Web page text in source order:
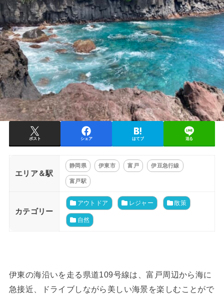
ポスト シェア はてブ 送る
エリア＆駅
静岡県 伊東市 富戸 伊豆急行線
富戸駅
カテゴリー
アウトドア レジャー 散策
自然
伊東の海沿いを走る県道109号線は、富戸周辺から海に
急接近、ドライブしながら美しい海景を楽しむことがで